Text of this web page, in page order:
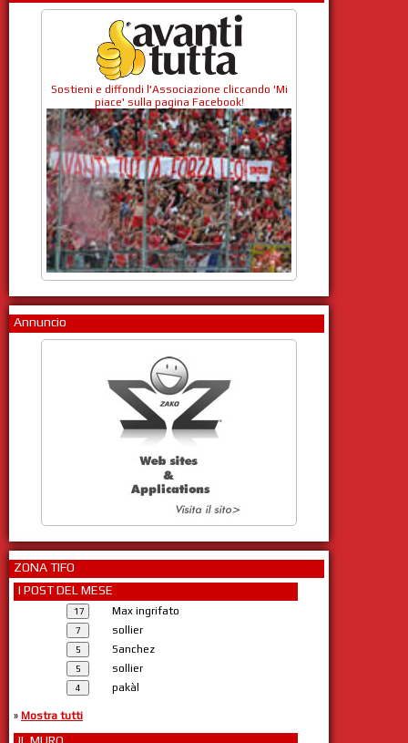
Sostieni e diffondi l'Associazione cliccando 'Mi
piace' sulla pagina Facebook!
Annuncio
ZONA TIFO
I POST DEL MESE
Max ingrifato
sollier
Sanchez
sollier
pakàl
» Mostra tutti
IL MURO